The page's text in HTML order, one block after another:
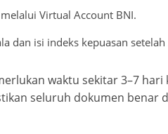
melalui Virtual Account BNI.
dan isi indeks kepuasan
waktu sekitar 3–7
seluruh dokumen benar